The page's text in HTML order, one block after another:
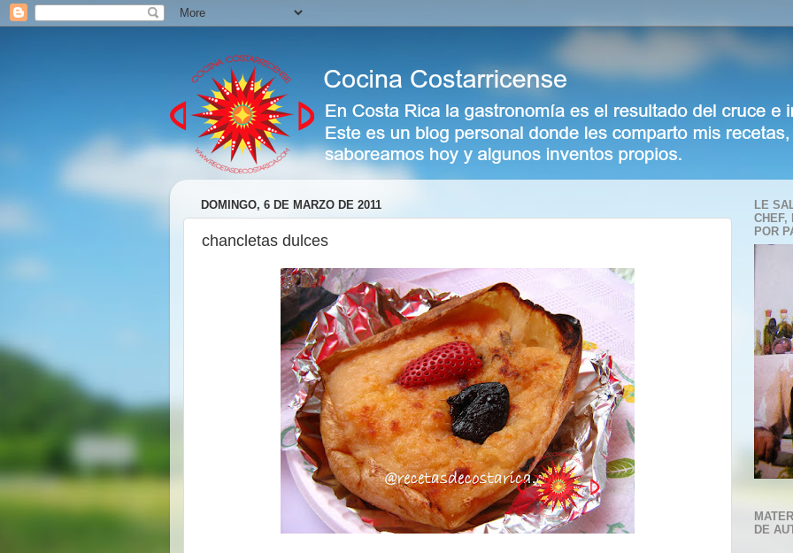
DOMINGO, 6 DE MARZO DE 2011
chancletas dulces
LE
CHEF,
POR
DE